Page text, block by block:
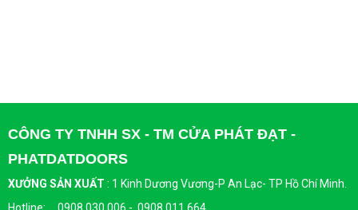
CÔNG TY TNHH SX - TM CỬA PHÁT ĐẠT -
PHATDATDOORS
XƯỞNG SẢN XUẤT : 1 Kinh Dương Vương-P An Lạc- TP Hồ Chí Minh.